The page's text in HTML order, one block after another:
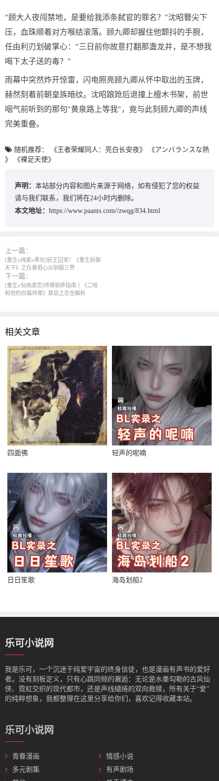
"顾大人夜闯禁地，是要给我添条弑官的罪名？"沈昭簪尖下
压，血珠顺着对方喉结滚落。顾九卿却握住他颤抖的手腕，
任由利刃划破掌心："三日前你故意打翻那盏龙井，是不想我
喝下太子送的毒？"
雨幕中突然炸开惊雷，闪电照亮顾九卿从怀中取出的玉牌，
赫然刻着前朝皇族暗纹。沈昭踉跄后退撞上檀木书架，前世
咽气前听到的那句"黄泉路上等我"，竟与此刻顾九卿的声线
完美重叠。
随机推荐： 《王者荣耀同人：亮白长安夜》
《アンバランスな熱
》
《裸足天使》
声明： 本站部分内容和图片来源于网络，如有侵犯了您的权益
请与我们联系，我们将在24小时内删除。
本文地址： https://www.paants.com//zwqg/834.html
上一篇：
[重生x纯爱x黑化]妖王囚宠！《重生妖御
天下》之在暴君心尖驯服三界
下一篇：
[重生x仙侠虐恋]师尊驯养指南丨《二哈
和他的白猫师尊》禁忌之恋全解析
相关文章
四面佛 轻声的呢喃
日日笙歌 海岛划船2
乐可小说网
我是‌乐可，一个沉迷于纯爱宇宙的终身信徒，也是漫画有声书的爱好
者。没有刻板定义，只有心跳同频的邂逅：无论是水墨勾勒的古风仙
侠、霓虹交织的现代都市，还是声线缱绻的双向救赎，所有关于“爱”
的纯粹想象，我都整理在这里分享给你们，喜欢记得收藏本站。
乐可小说网
青春漫画
情感小说
多元剧集
有声剧场